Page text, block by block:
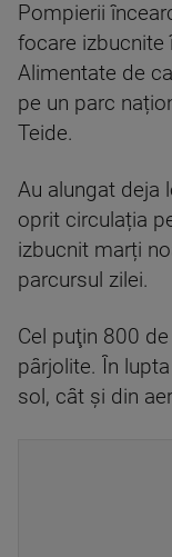
Pompierii
focare izbucnite
Alimentate de
pe un parc
Teide.
Au alungat deja
oprit circulația
izbucnit marți
parcursul zilei.
Cel puţin 800
pârjolite. În
sol, cât și din